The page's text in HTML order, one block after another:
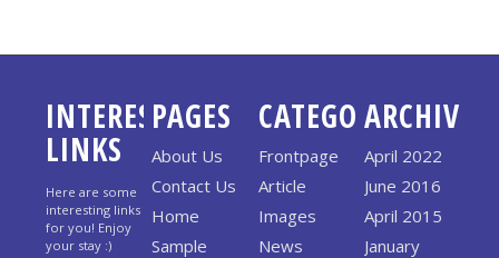
INTERESTING
LINKS
Here are some
interesting links
for you! Enjoy
your stay :)
PAGES
About Us
Contact Us
Home
Sample
CATEGORIES
Frontpage
Article
Images
News
ARCHIVE
April 2022
June 2016
April 2015
January